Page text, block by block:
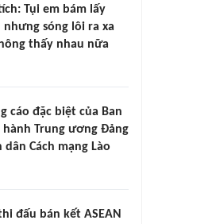
Tụi em bám lấy
nhưng sóng lôi ra xa
thấy nhau nữa
cáo đặc biệt của Ban
hành Trung ương Đảng
dân Cách mạng Lào
đấu bán kết ASEAN